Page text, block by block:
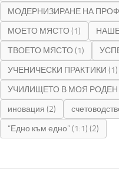
МОДЕРНИЗИРАНЕ НА
МОЕТО МЯСТО (1)
ТВОЕТО МЯСТО (1)
УЧЕНИЧЕСКИ ПРАКТИКИ (1)
УЧИЛИЩЕТО В МОЯ РОДЕН
иновация (2)
“Едно към едно” (1:1) (2)